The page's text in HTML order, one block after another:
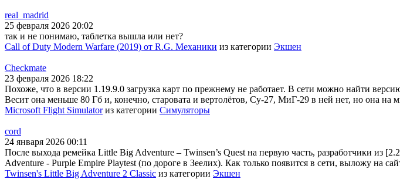
real_madrid
25 февраля 2026 20:02
так и не понимаю, таблетка вышла или нет?
Call of Duty Modern Warfare (2019) от R.G. Механики из категории Экшен
Checkmate
23 февраля 2026 18:22
Похоже, что в версии 1.19.9.0 загрузка карт по прежнему не работает. В сети можно найти
Весит она меньше 80 Гб и, конечно, старовата и вертолётов, Су-27, МиГ-29 в ней нет, но она на
Microsoft Flight Simulatorиз категории Симуляторы
cord
24 января 2026 00:11
После выхода ремейка Little Big Adventure – Twinsen’s Quest на первую часть, разработчики из
Adventure - Purple Empire Playtest (по дороге в Зеелих). Как только появится в сети, выложу на
Twinsen's Little Big Adventure 2 Classic из категории Экшен